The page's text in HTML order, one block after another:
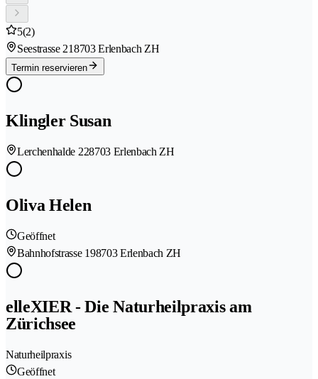
5(2)
Seestrasse 218703 Erlenbach ZH
Termin reservieren
Klingler Susan
Lerchenhalde 228703 Erlenbach ZH
Oliva Helen
Geöffnet
Bahnhofstrasse 198703 Erlenbach ZH
elleXIER - Die Naturheilpraxis am
Zürichsee
Naturheilpraxis
Geöffnet